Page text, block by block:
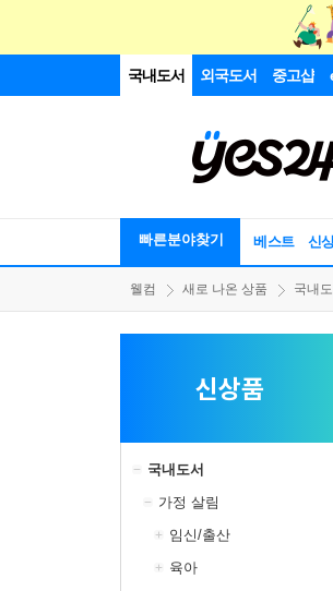
국내도서 외국도서 중고샵
빠른분야찾기 베스트 신
웰컴 새로 나온 상품 국내
신상품
국내도서
가정 살림
임신/출산
육아